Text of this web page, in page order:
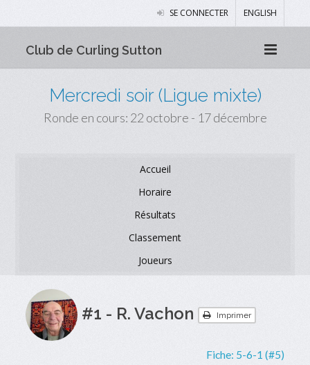
SE CONNECTER ENGLISH
Club de Curling Sutton
Mercredi soir (Ligue mixte)
Ronde en cours: 22 octobre - 17 décembre
Accueil
Horaire
Résultats
Classement
Joueurs
#1 - R. Vachon Imprimer
Fiche: 5-6-1 (#5)